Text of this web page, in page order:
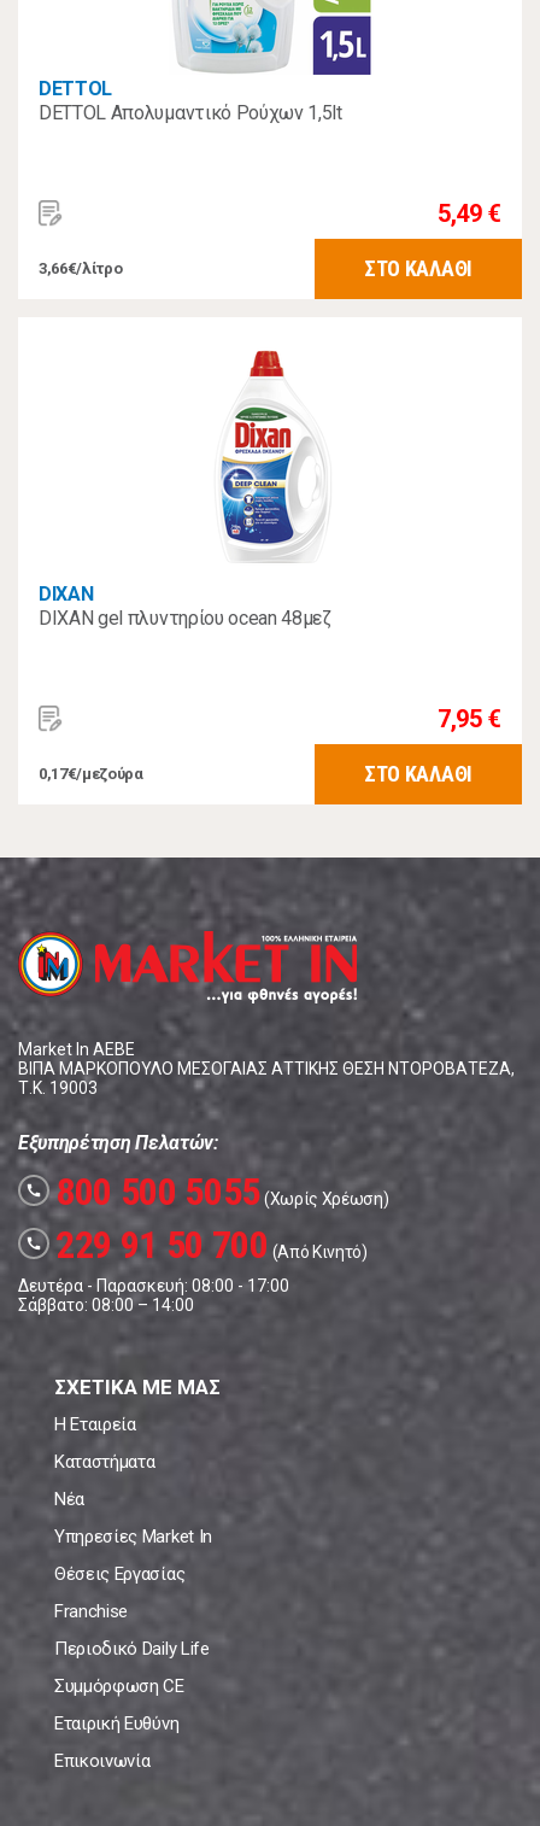
DETTOL
DETTOL Απολυμαντικό Ρούχων 1,5lt
5,49 €
3,66€/λίτρο ΣΤΟ ΚΑΛΑΘΙ
DIXAN
DIXAN gel πλυντηρίου ocean 48μεζ
7,95 €
0,17€/μεζούρα ΣΤΟ ΚΑΛΑΘΙ
Market In ΑΕΒΕ
ΒΙΠΑ ΜΑΡΚΟΠΟΥΛΟ ΜΕΣΟΓΑΙΑΣ ΑΤΤΙΚΗΣ ΘΕΣΗ ΝΤΟΡΟΒΑΤΕΖΑ,
Τ.Κ. 19003
Εξυπηρέτηση Πελατών:
call 800 500 5055(Χωρίς Χρέωση)
call 229 91 50 700 (Από Κινητό)
Δευτέρα - Παρασκευή: 08:00 - 17:00
Σάββατο: 08:00 – 14:00
ΣΧΕΤΙΚΑ ΜΕ ΜΑΣ
Η Εταιρεία
Καταστήματα
Νέα
Υπηρεσίες Market In
Θέσεις Εργασίας
Franchise
Περιοδικό Daily Life
Συμμόρφωση CE
Εταιρική Ευθύνη
Επικοινωνία